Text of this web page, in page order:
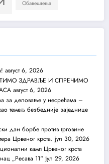
Обавештења
август 6, 2026
ЗДРАВЉЕ И СПРЕЧИМО
август 6, 2026
за деловање у несрећама –
темељ безбедније заједнице
дан борбе против трговине
Црвеног крста. јул 30, 2026
камп Црвеног крста
„Ресава 11“ јул 29, 2026